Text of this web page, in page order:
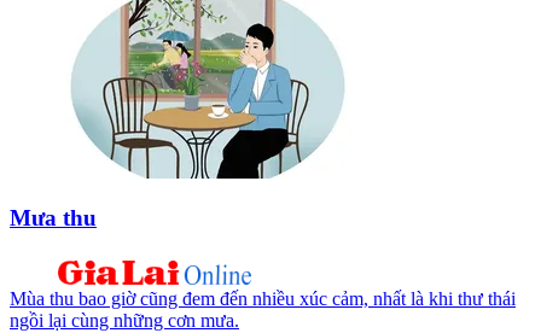
Mưa thu
Mùa thu bao giờ cũng đem đến nhiều xúc cảm, nhất là khi thư thái
ngồi lại cùng những cơn mưa.